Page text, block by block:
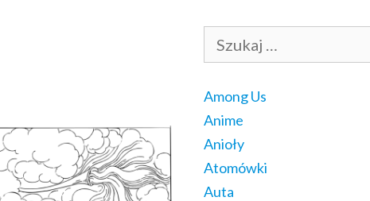
Among Us
Anime
Anioły
Atomówki
Auta